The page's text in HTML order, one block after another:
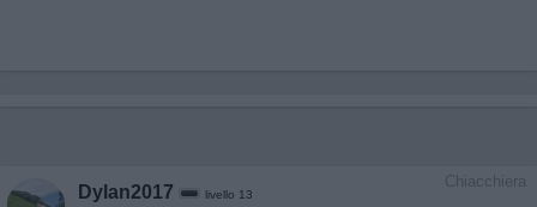
Chiacchiera
Dylan2017 livello 13